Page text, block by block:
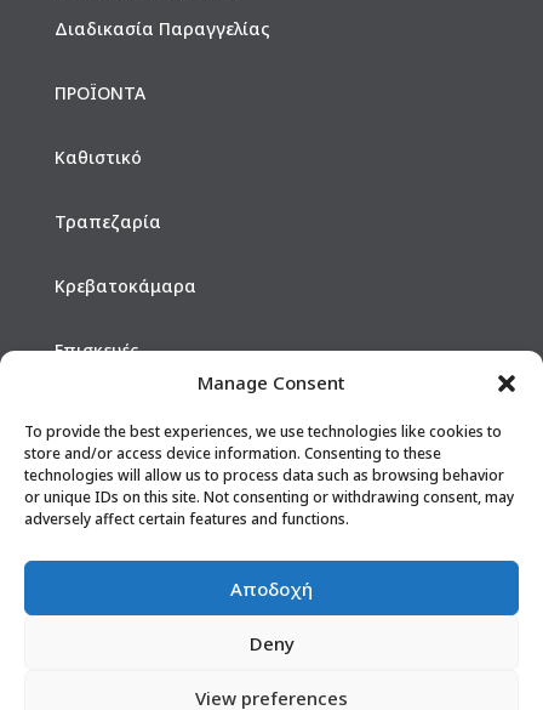
Manage Consent
To provide the best experiences, we use technologies like cookies to
store and/or access device information. Consenting to these
technologies will allow us to process data such as browsing behavior
or unique IDs on this site. Not consenting or withdrawing consent, may
adversely affect certain features and functions.
Αποδοχή
Deny
View preferences
Διαδικασία Παραγγελίας
ΠΡΟΪΟΝΤΑ
Καθιστικό
Τραπεζαρία
Κρεβατοκάμαρα
Επισκευές
ΕΠΙΚΟΙΝΩΝΙΑ